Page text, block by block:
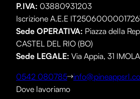
P.IVA: 03880931203
Iscrizione A.E.E
Sede OPERATIVA: Piazza della
CASTEL DEL RIO (BO)
Sede LEGALE: Via Appia, 31
0542 080785
Dove lavoriamo